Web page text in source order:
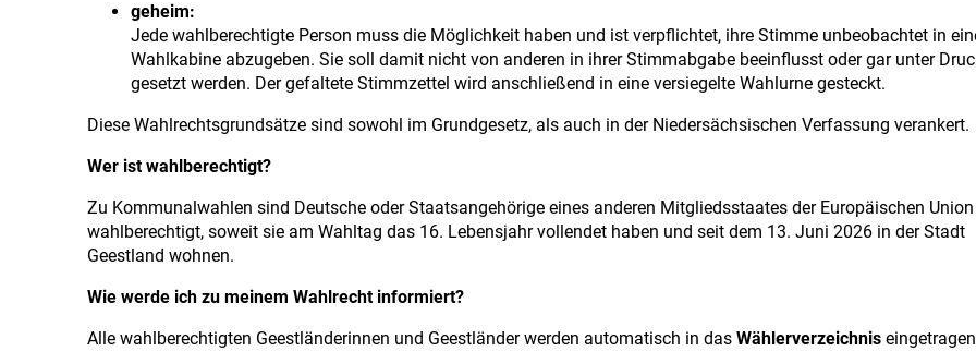
geheim:
Jede wahlberechtigte Person muss die Möglichkeit haben und ist verpflichtet, ihre Stimme unbeobachtet in
Wahlkabine abzugeben. Sie soll damit nicht von anderen in ihrer Stimmabgabe beeinflusst oder gar unter
gesetzt werden. Der gefaltete Stimmzettel wird anschließend in eine versiegelte Wahlurne gesteckt.
Diese Wahlrechtsgrundsätze sind sowohl im Grundgesetz, als auch in der Niedersächsischen Verfassung verankert.
Wer ist wahlberechtigt?
Zu Kommunalwahlen sind Deutsche oder Staatsangehörige eines anderen Mitgliedsstaates der Europäischen Union
wahlberechtigt, soweit sie am Wahltag das 16. Lebensjahr vollendet haben und seit dem 13. Juni 2026 in der Stadt
Geestland wohnen.
Wie werde ich zu meinem Wahlrecht informiert?
Alle wahlberechtigten Geestländerinnen und Geestländer werden automatisch in das Wählerverzeichnis eingetragen